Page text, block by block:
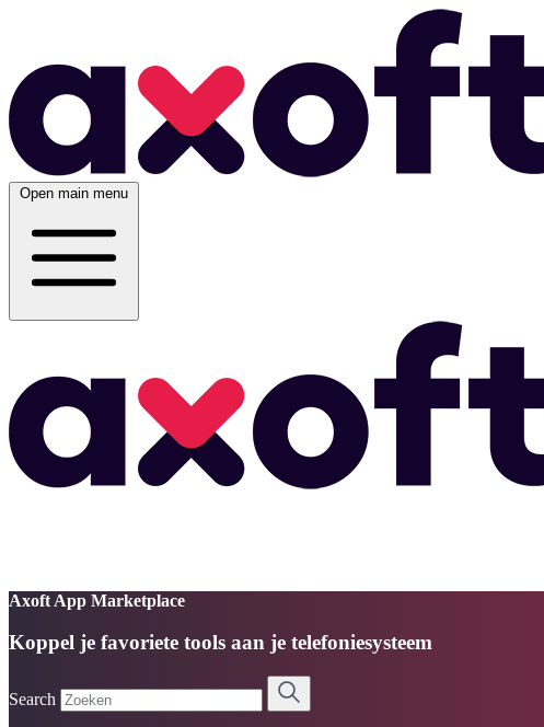
Open main menu
Axoft App Marketplace
Koppel je favoriete tools aan je telefoniesysteem
Search